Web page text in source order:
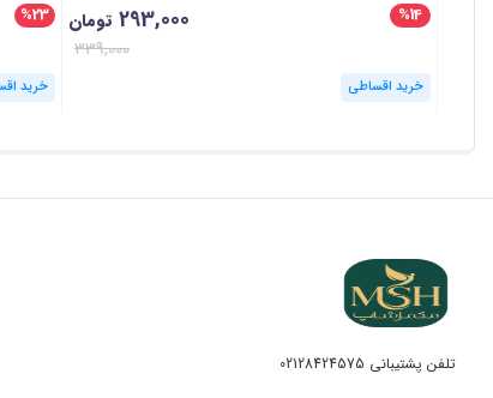
%14
293,000 تومان
339,000
خرید اقساطی
%23
خرید
تلفن پشتیبانی 02128424575